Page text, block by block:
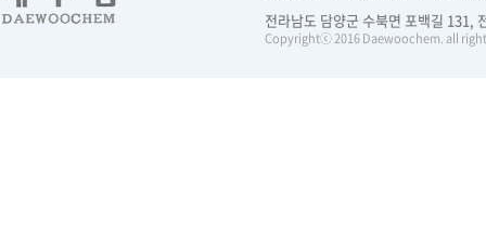
전라남도 담양군 수북면 포백길
Copyrightⓒ 2016 Daewoochem. all